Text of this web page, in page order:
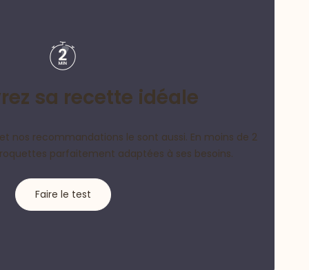
sa recette idéale
nos recommandations le sont aussi. En moins de 2
parfaitement adaptées à ses besoins.
Faire le test